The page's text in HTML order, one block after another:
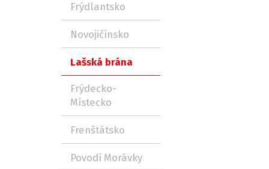
Frýdlantsko
Novojičínsko
Lašská brána
Frýdecko-
Místecko
Frenštátsko
Povodí Morávky